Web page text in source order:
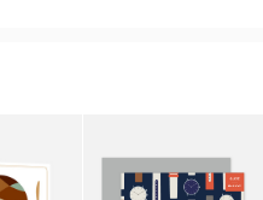
ラワー
います。予めご了承くださ
す。